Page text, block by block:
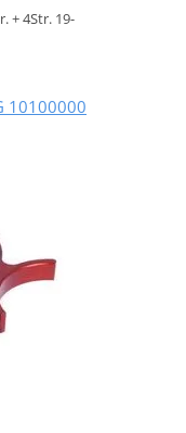
+ 4Str. 19-
10100000